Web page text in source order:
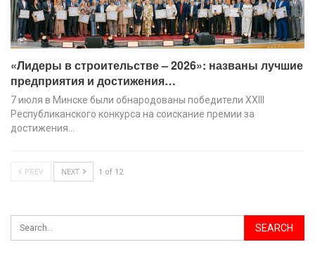
«Лидеры в строительстве – 2026»: названы лучшие
предприятия и достижения…
7 июля в Минске были обнародованы победители XХIII
Республиканского конкурса на соискание премии за
достижения…
PREV NEXT 1 of 12